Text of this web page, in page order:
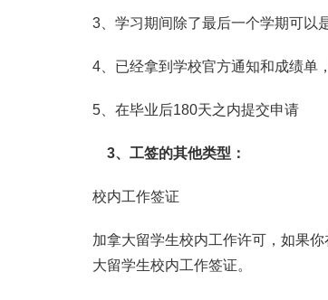
3、学习期间除了最后一个学期可以
4、已经拿到学校官方通知和成绩单
5、在毕业后180天之内提交申请
3、工签的其他类型：
校内工作签证
加拿大留学生校内工作许可，如果
大留学生校内工作签证。